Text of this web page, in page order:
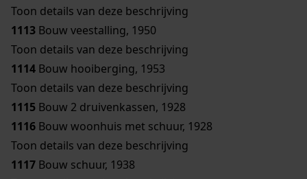
Toon details van deze beschrijving
1113 Bouw veestalling, 1950
Toon details van deze beschrijving
1114 Bouw hooiberging, 1953
Toon details van deze beschrijving
1115 Bouw 2 druivenkassen, 1928
1116 Bouw woonhuis met schuur, 1928
Toon details van deze beschrijving
1117 Bouw schuur, 1938